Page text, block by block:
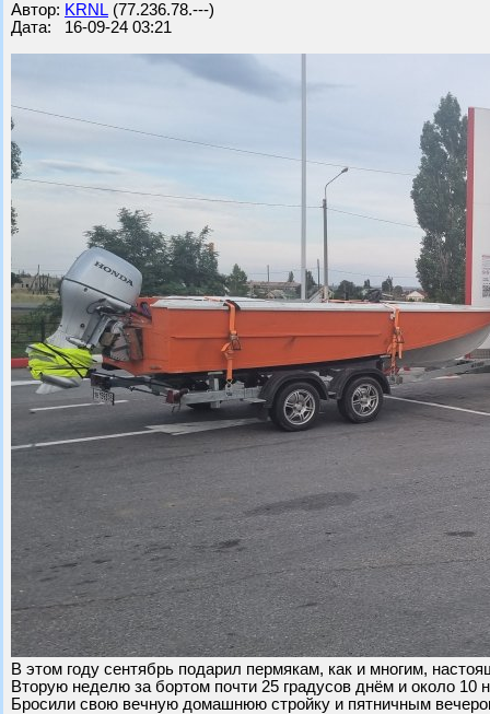
Автор: KRNL (77.236.78.---)
Дата: 16-09-24 03:21
В этом году сентябрь подарил пермякам, как и многим,
Вторую неделю за бортом почти 25 градусов днём и около 10
Бросили свою вечную домашнюю стройку и пятничным